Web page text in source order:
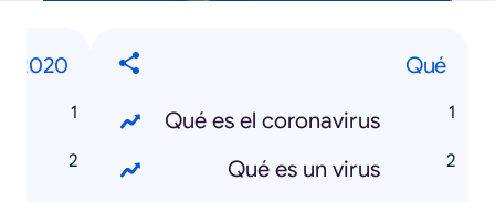
Qué
Qué es el coronavirus
Qué es un virus
2020